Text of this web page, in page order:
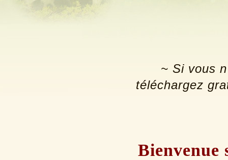
~ Si vous
téléchargez
Bienvenue